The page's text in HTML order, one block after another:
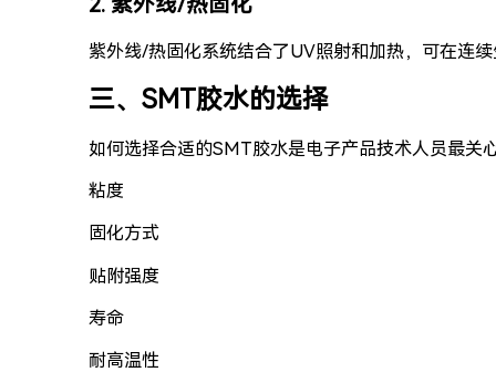
紫外线/热固化系统结合了UV照射和加热，可在连
三、SMT胶水的选择
如何选择合适的SMT胶水是电子产品技术人员最关
粘度
固化方式
贴附强度
寿命
耐高温性